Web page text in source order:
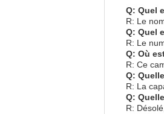
Q: Quel
R: Le
Q: Quel
R: Le
Q: Où
R: Ce
Q:
R: La
Q:
R: